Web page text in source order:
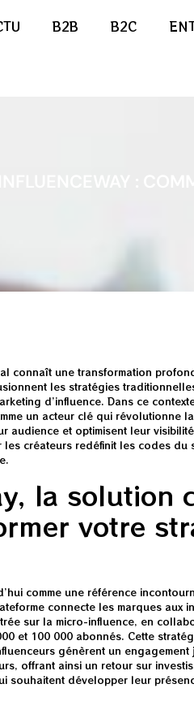
B2B B2C
INFLUENCEWAY :
connaît une transformation
les stratégies
d’influence. Dans ce
un acteur clé qui révolutionne
audience et optimisent leur
les créateurs redéfinit les codes du
la solution
votre
comme une référence
connecte les marques aux
sur la micro-influence, en
et 100 000 abonnés. Cette
génèrent un engagement
offrant ainsi un retour sur
souhaitent développer leur